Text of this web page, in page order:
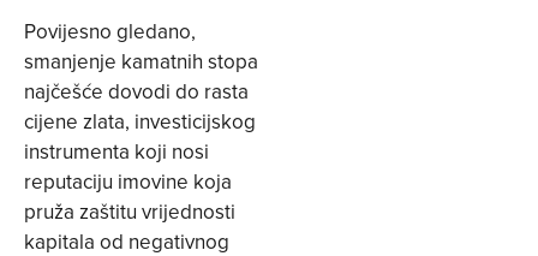
Povijesno gledano,
smanjenje kamatnih stopa
najčešće dovodi do rasta
cijene zlata, investicijskog
instrumenta koji nosi
reputaciju imovine koja
pruža zaštitu vrijednosti
kapitala od negativnog